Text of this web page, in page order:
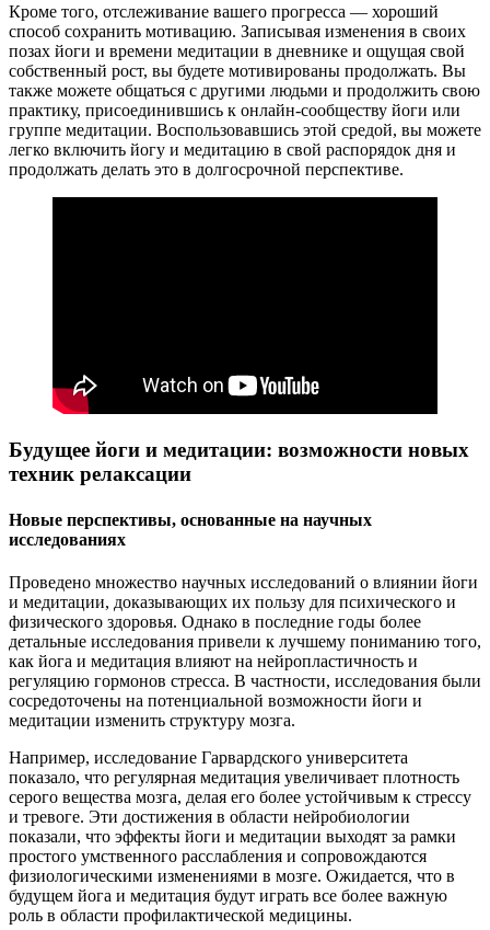
Кроме того, отслеживание вашего прогресса — хороший
способ сохранить мотивацию. Записывая изменения в своих
позах йоги и времени медитации в дневнике и ощущая свой
собственный рост, вы будете мотивированы продолжать. Вы
также можете общаться с другими людьми и продолжить свою
практику, присоединившись к онлайн-сообществу йоги или
группе медитации. Воспользовавшись этой средой, вы можете
легко включить йогу и медитацию в свой распорядок дня и
продолжать делать это в долгосрочной перспективе.
Будущее йоги и медитации: возможности новых
техник релаксации
Новые перспективы, основанные на научных
исследованиях
Проведено множество научных исследований о влиянии йоги
и медитации, доказывающих их пользу для психического и
физического здоровья. Однако в последние годы более
детальные исследования привели к лучшему пониманию того,
как йога и медитация влияют на нейропластичность и
регуляцию гормонов стресса. В частности, исследования были
сосредоточены на потенциальной возможности йоги и
медитации изменить структуру мозга.
Например, исследование Гарвардского университета
показало, что регулярная медитация увеличивает плотность
серого вещества мозга, делая его более устойчивым к стрессу
и тревоге. Эти достижения в области нейробиологии
показали, что эффекты йоги и медитации выходят за рамки
простого умственного расслабления и сопровождаются
физиологическими изменениями в мозге. Ожидается, что в
будущем йога и медитация будут играть все более важную
роль в области профилактической медицины.